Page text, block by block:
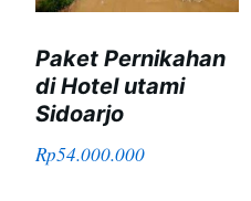
Paket Pernikahan
di Hotel utami
Sidoarjo
Rp54.000.000